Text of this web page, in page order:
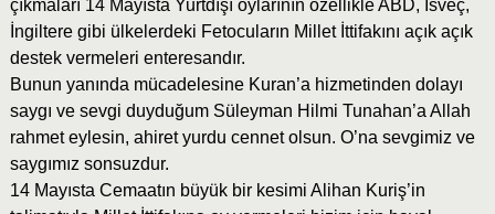
çıkmaları 14 Mayısta Yurtdışı oylarının özellikle ABD, İsveç,
İngiltere gibi ülkelerdeki Fetocuların Millet İttifakını açık açık
destek vermeleri enteresandır.
Bunun yanında mücadelesine Kuran’a hizmetinden dolayı
saygı ve sevgi duyduğum Süleyman Hilmi Tunahan’a Allah
rahmet eylesin, ahiret yurdu cennet olsun. O’na sevgimiz ve
saygımız sonsuzdur.
14 Mayısta Cemaatın büyük bir kesimi Alihan Kuriş’in